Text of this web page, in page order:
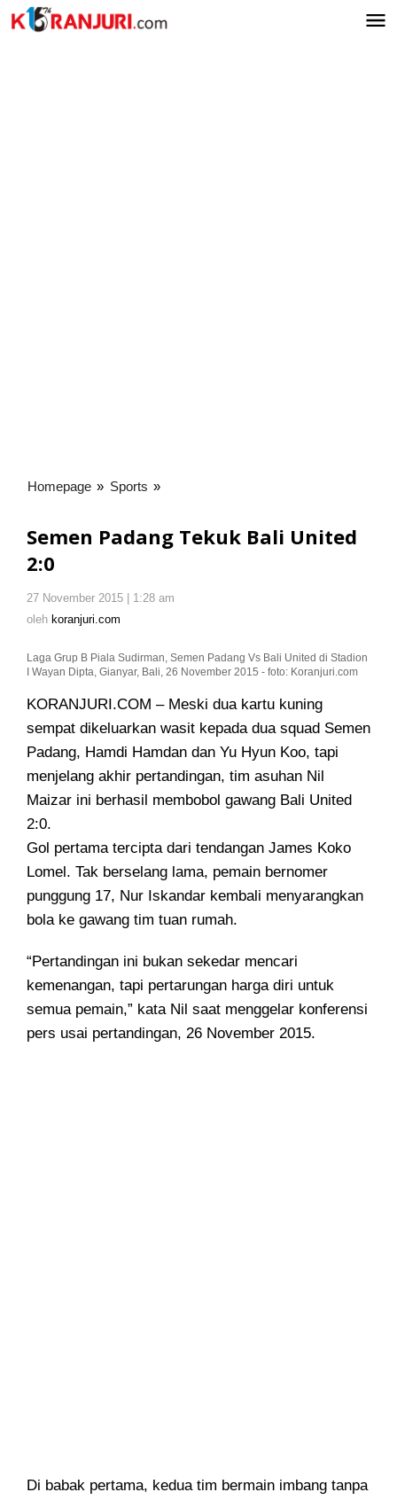
Lewati
ke
Homepage » Sports »
Bali
Semen Padang Tekuk Bali United
2:0
27 November 2015 | 1:28 am
oleh koranjuri.com
Laga Grup B Piala Sudirman, Semen Padang Vs Bali United di Stadion
I Wayan Dipta, Gianyar, Bali, 26 November 2015 - foto: Koranjuri.com
KORANJURI.COM – Meski dua kartu kuning
sempat dikeluarkan wasit kepada dua squad Semen
Padang, Hamdi Hamdan dan Yu Hyun Koo, tapi
menjelang akhir pertandingan, tim asuhan Nil
Maizar ini berhasil membobol gawang Bali United
2:0.
Gol pertama tercipta dari tendangan James Koko
Lomel. Tak berselang lama, pemain bernomer
punggung 17, Nur Iskandar kembali menyarangkan
bola ke gawang tim tuan rumah.
“Pertandingan ini bukan sekedar mencari
kemenangan, tapi pertarungan harga diri untuk
semua pemain,” kata Nil saat menggelar konferensi
pers usai pertandingan, 26 November 2015.
Di babak pertama, kedua tim bermain imbang tanpa